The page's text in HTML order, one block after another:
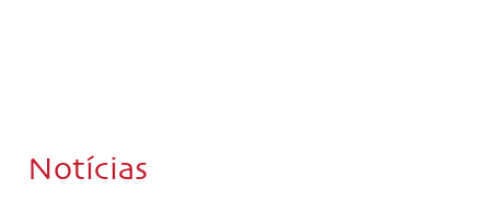
Notícias